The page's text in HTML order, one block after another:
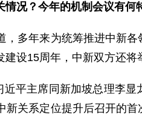
况？今年的机制会议有何
多年来为统筹推进中新
设15周年，中新双方还将
平主席同新加坡总理李
关系定位提升后召开的